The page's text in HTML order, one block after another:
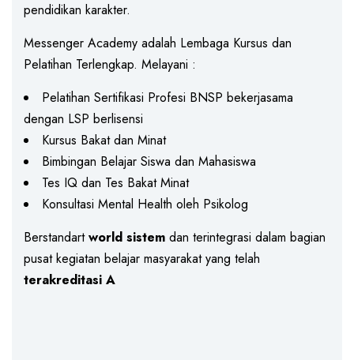
pendidikan karakter.
Messenger Academy adalah Lembaga Kursus dan
Pelatihan Terlengkap. Melayani :
Pelatihan Sertifikasi Profesi BNSP bekerjasama
dengan LSP berlisensi
Kursus Bakat dan Minat
Bimbingan Belajar Siswa dan Mahasiswa
Tes IQ dan Tes Bakat Minat
Konsultasi Mental Health oleh Psikolog
Berstandartworld sistem dan terintegrasi dalam bagian
pusat kegiatan belajar masyarakat yang telah
terakreditasi A